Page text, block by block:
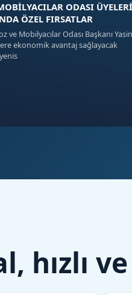
ODASI
ÖZEL FIRSATLAR
ve Mobilyacılar Odası Başkanı Yasin
ekonomik avantaj sağlayacak
hızlı